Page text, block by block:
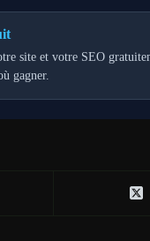
site et votre SEO
gagner.